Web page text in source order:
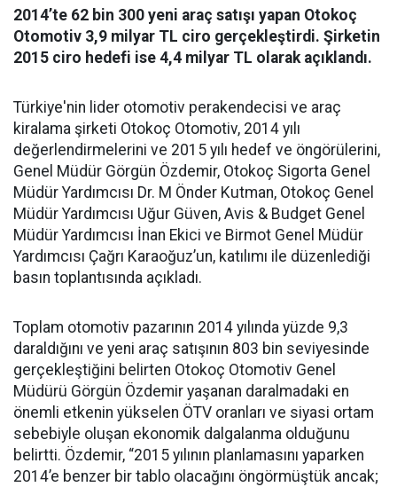
2014’te 62 bin 300 yeni araç satışı yapan Otokoç
Otomotiv 3,9 milyar TL ciro gerçekleştirdi. Şirketin
2015 ciro hedefi ise 4,4 milyar TL olarak açıklandı.
Türkiye'nin lider otomotiv perakendecisi ve araç
kiralama şirketi Otokoç Otomotiv, 2014 yılı
değerlendirmelerini ve 2015 yılı hedef ve öngörülerini,
Genel Müdür Görgün Özdemir, Otokoç Sigorta Genel
Müdür Yardımcısı Dr. M Önder Kutman, Otokoç Genel
Müdür Yardımcısı Uğur Güven, Avis & Budget Genel
Müdür Yardımcısı İnan Ekici ve Birmot Genel Müdür
Yardımcısı Çağrı Karaoğuz’un, katılımı ile düzenlediği
basın toplantısında açıkladı.
Toplam otomotiv pazarının 2014 yılında yüzde 9,3
daraldığını ve yeni araç satışının 803 bin seviyesinde
gerçekleştiğini belirten Otokoç Otomotiv Genel
Müdürü Görgün Özdemir yaşanan daralmadaki en
önemli etkenin yükselen ÖTV oranları ve siyasi ortam
sebebiyle oluşan ekonomik dalgalanma olduğunu
belirtti. Özdemir, “2015 yılının planlamasını yaparken
2014’e benzer bir tablo olacağını öngörmüştük ancak;